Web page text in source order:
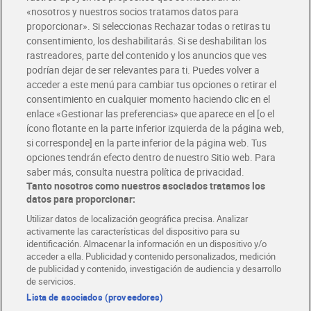
Glovo y Uber Eats
Solicita tu factura de Glovo o Uber Eats
Únete al CLUB Dia
Disfruta las ventajas y ofertas exclusivas.
Descárgate la APP Dia
Folletos y Tiendas
Descubre las mejores ofertas y busca tu tienda más cercana
Tarjeta MaX Dia
Te devuelve hasta 8€/mes de tus compras.
¡Solicita tu tarjeta de crédito aquí!
COMER MEJOR CADA DIA
COLABORA CON DIA ABRE TU TIENDA DIA CORPORATE
«nosotros y nuestros socios tratamos datos para
proporcionar». Si seleccionas Rechazar todas o retiras tu
consentimiento, los deshabilitarás. Si se deshabilitan los
rastreadores, parte del contenido y los anuncios que ves
podrían dejar de ser relevantes para ti. Puedes volver a
acceder a este menú para cambiar tus opciones o retirar el
consentimiento en cualquier momento haciendo clic en el
enlace «Gestionar las preferencias» que aparece en el [o el
ícono flotante en la parte inferior izquierda de la página web,
si corresponde] en la parte inferior de la página web. Tus
opciones tendrán efecto dentro de nuestro Sitio web. Para
saber más, consulta nuestra política de privacidad.
Tanto nosotros como nuestros asociados tratamos los
datos para proporcionar:
Utilizar datos de localización geográfica precisa. Analizar
activamente las características del dispositivo para su
identificación. Almacenar la información en un dispositivo y/o
acceder a ella. Publicidad y contenido personalizados, medición
de publicidad y contenido, investigación de audiencia y desarrollo
de servicios.
Lista de asociados (proveedores)